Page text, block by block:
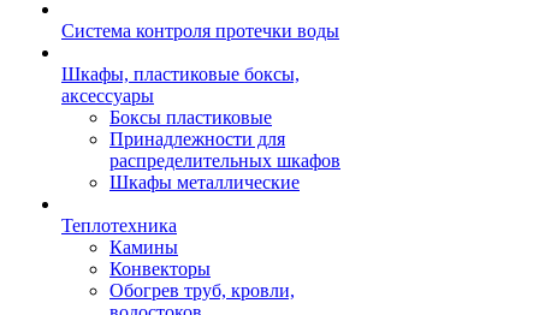
Система контроля протечки воды
Шкафы, пластиковые боксы,
аксессуары
Боксы пластиковые
Принадлежности для
распределительных шкафов
Шкафы металлические
Теплотехника
Камины
Конвекторы
Обогрев труб, кровли,